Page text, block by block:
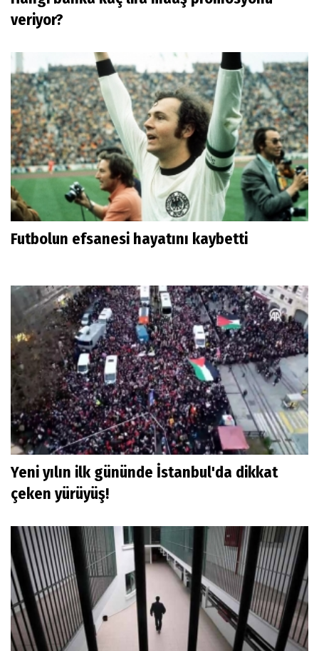
veriyor?
Futbolun efsanesi hayatını kaybetti
Yeni yılın ilk gününde İstanbul'da dikkat
çeken yürüyüş!